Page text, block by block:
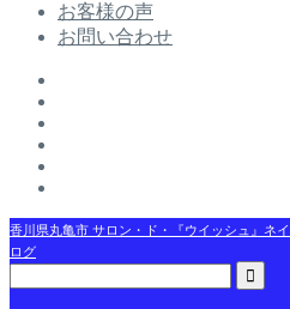
お客様の声
お問い合わせ
香川県丸亀市 サロン・ド・『ウイッシュ』ネ
ログ